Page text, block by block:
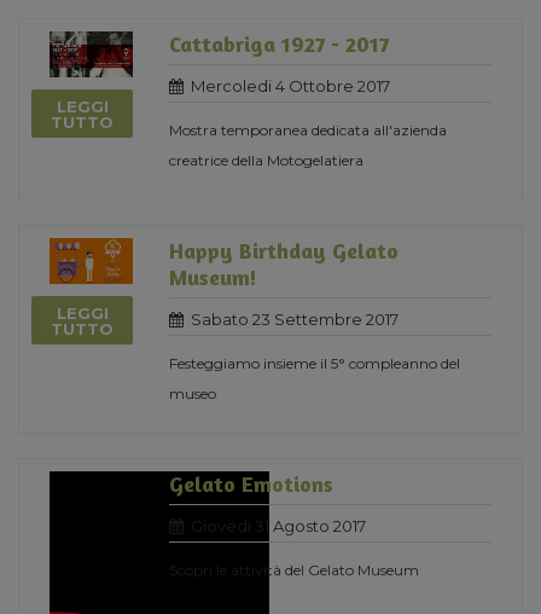
LEGGI
TUTTO
Cattabriga 1927 - 2017
Mercoledi 4 Ottobre 2017
Mostra temporanea dedicata all'azienda
creatrice della Motogelatiera
LEGGI
TUTTO
Happy Birthday Gelato
Museum!
Sabato 23 Settembre 2017
Festeggiamo insieme il 5° compleanno del
museo
Gelato Emotions
Giovedi 31 Agosto 2017
Scopri le attività del Gelato Museum